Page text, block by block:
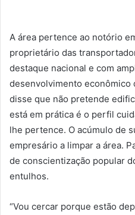
A área pertence ao notório
proprietário das
destaque nacional e com
desenvolvimento econômico
disse que não pretende
está em prática é o perfil
lhe pertence. O acúmulo de
empresário a limpar a área.
de conscientização popular
entulhos.
“Vou cercar porque estão